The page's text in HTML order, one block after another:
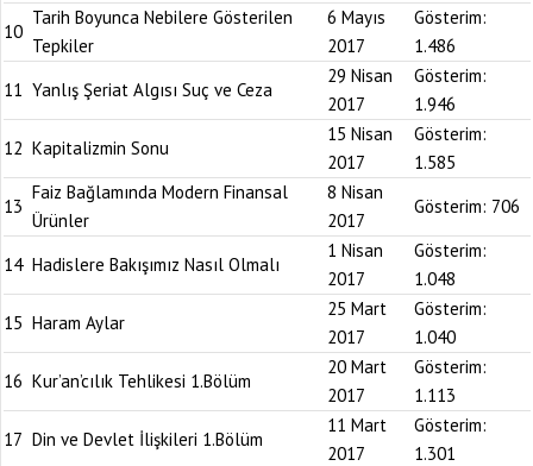
10
Tarih Boyunca Nebilere Gösterilen
Tepkiler
6 Mayıs
2017
Gösterim:
1.486
11 Yanlış Şeriat Algısı Suç ve Ceza
29 Nisan
2017
Gösterim:
1.946
12 Kapitalizmin Sonu
15 Nisan
2017
Gösterim:
1.585
13
Faiz Bağlamında Modern Finansal
Ürünler
8 Nisan
2017
Gösterim: 706
14 Hadislere Bakışımız Nasıl Olmalı
1 Nisan
2017
Gösterim:
1.048
15 Haram Aylar
25 Mart
2017
Gösterim:
1.040
16 Kur’an’cılık Tehlikesi 1.Bölüm
20 Mart
2017
Gösterim:
1.113
17 Din ve Devlet İlişkileri 1.Bölüm
11 Mart
2017
Gösterim:
1.301